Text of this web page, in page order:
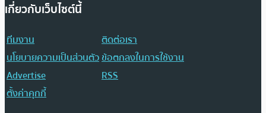
เกี่ยวกับเว็บไซต์นี้
ทีมงาน
ติดต่อเรา
นโยบายความเป็นส่วนตัวข้อตกลงในการใช้งาน
Advertise
RSS
ตั้งค่าคุกกี้